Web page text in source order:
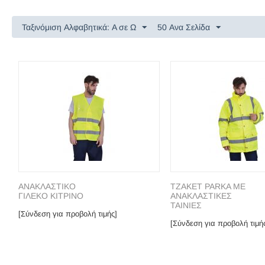
Ταξινόμιση Αλφαβητικά: A σε Ω 50 Ανα Σελίδα
ΑΝΑΚΛΑΣΤΙΚΟ
ΓΙΛΕΚΟ ΚΙΤΡΙΝΟ
[Σύνδεση για προβολή τιμής]
ΤΖΑΚΕΤ PARKA ΜΕ
ΑΝΑΚΛΑΣΤΙΚΕΣ
ΤΑΙΝΙΕΣ
[Σύνδεση για προβολή